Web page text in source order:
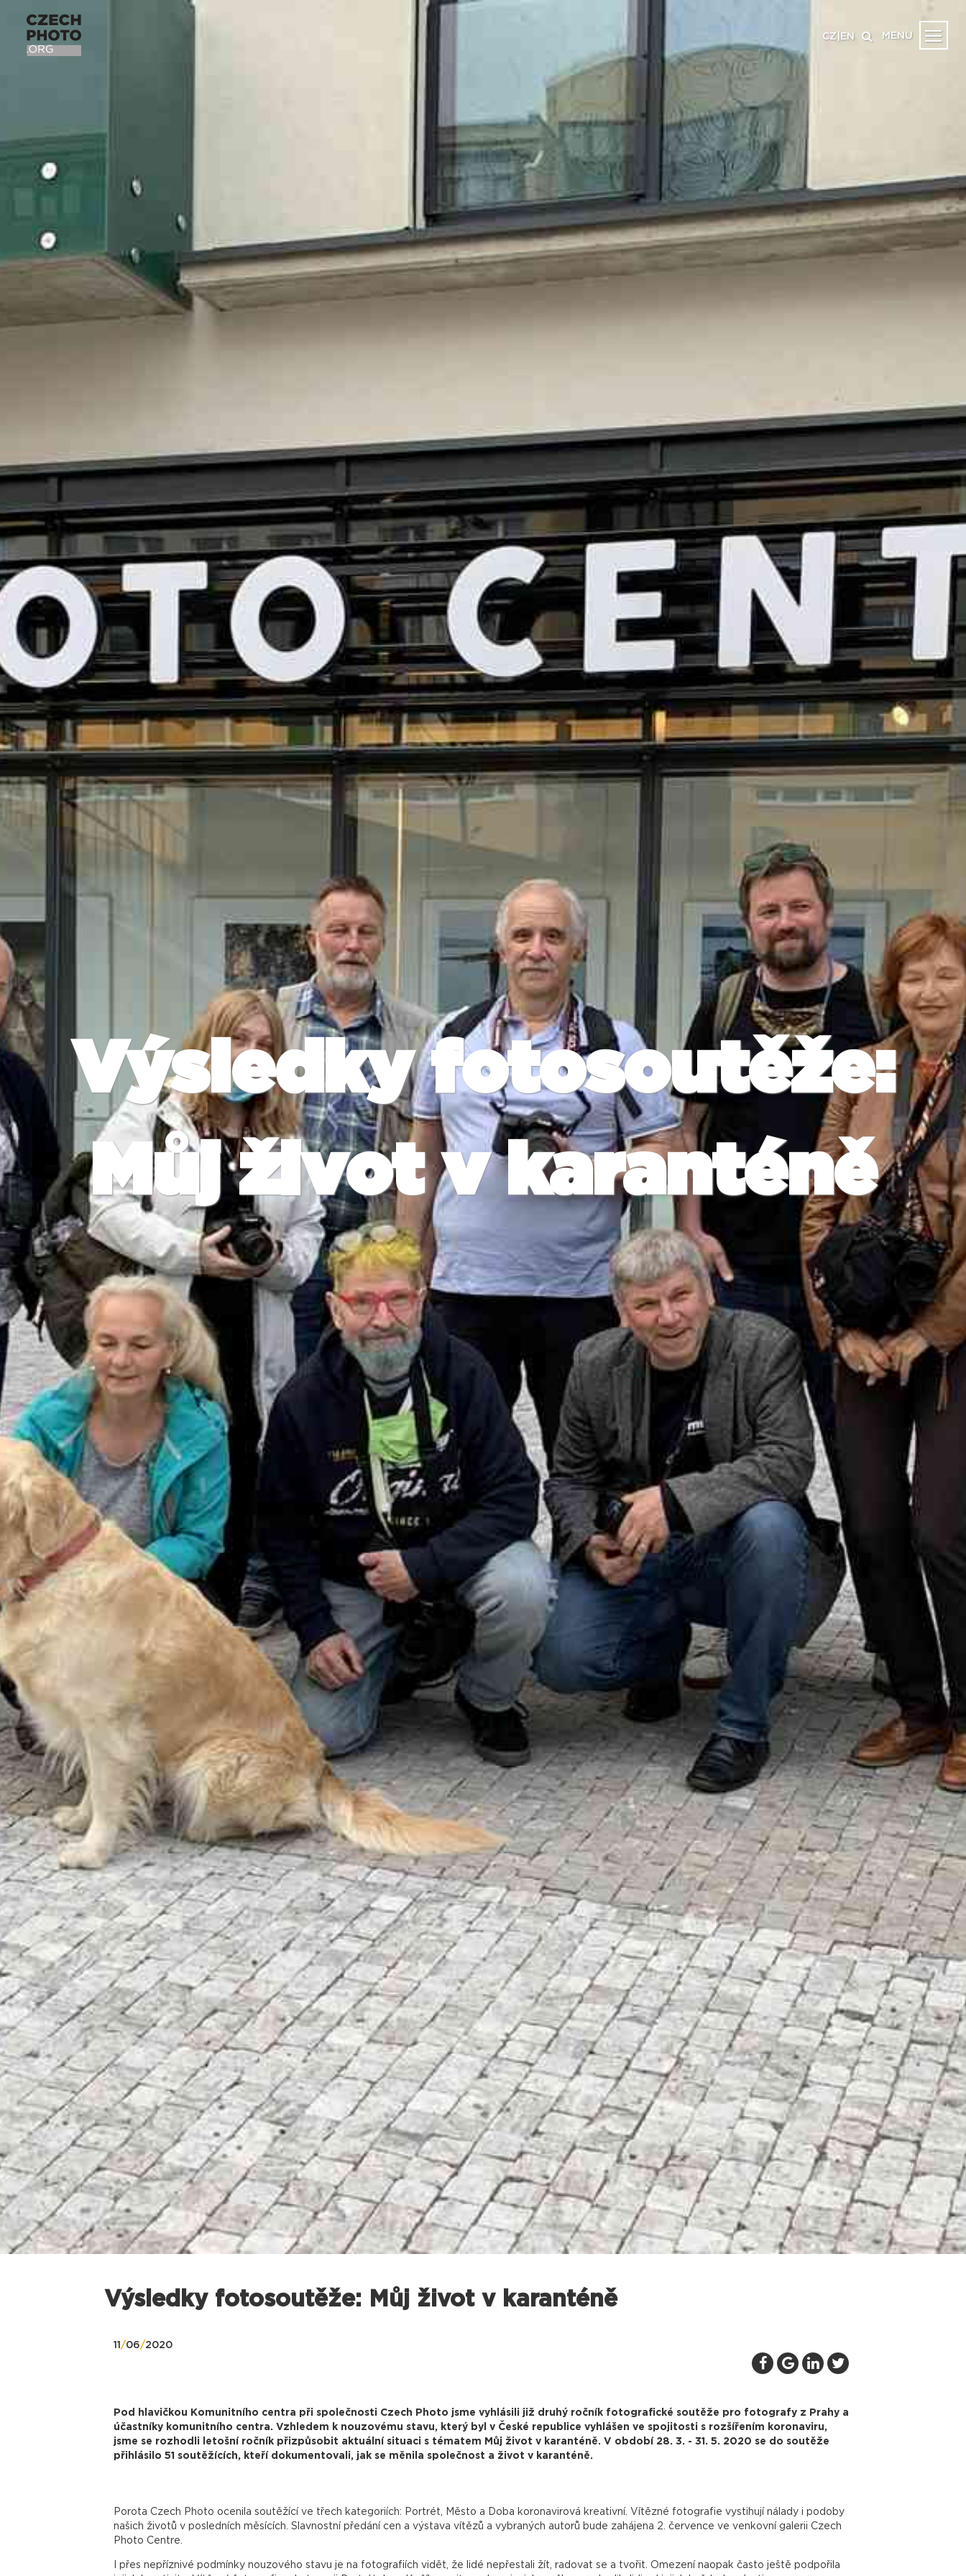
CZ EN MENU
Výsledky fotosoutěže:
Můj život v karanténě
Výsledky fotosoutěže: Můj život v karanténě
11 /06/2020
Pod hlavičkou Komunitního centra při společnosti Czech Photo jsme vyhlásili již druhý ročník fotografické soutěže pro fotografy z Prahy a
účastníky komunitního centra. Vzhledem k nouzovému stavu, který byl v České republice vyhlášen ve spojitosti s rozšířením koronaviru,
jsme se rozhodli letošní ročník přizpůsobit aktuální situaci s tématem Můj život v karanténě. V období 28. 3. - 31. 5. 2020 se do soutěže
přihlásilo 51 soutěžících, kteří dokumentovali, jak se měnila společnost a život v karanténě.
Porota Czech Photo ocenila soutěžící ve třech kategoriích: Portrét, Město a Doba koronavirová kreativní. Vítězné fotografie vystihují nálady i podoby
našich životů v posledních měsících. Slavnostní předání cen a výstava vítězů a vybraných autorů bude zahájena 2. července ve venkovní galerii Czech
Photo Centre.
I přes nepříznivé podmínky nouzového stavu je na fotografiích vidět, že lidé nepřestali žít, radovat se a tvořit. Omezení naopak často ještě podpořila